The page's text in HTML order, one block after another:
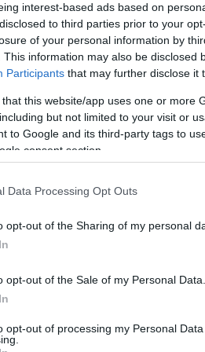
interest-based ads based on
to third parties prior to your
of your personal information by
This information may also be disclosed
Participants that may further disclose it
that this website/app uses one or more
but not limited to your visit or
to Google and its third-party tags to
consent section.
Data Processing Opt Outs
opt-out of the Sharing of my personal
opt-out of the Sale of my Personal Data.
opt-out of processing my Personal
szerettünk, még ha sokat
ami már többet sejtet a
Többet látunk Jakab Juliból is
a Saul fiának volt, ezúttal is
mellőle (persze ezt csak
Nézzétek csak meg az